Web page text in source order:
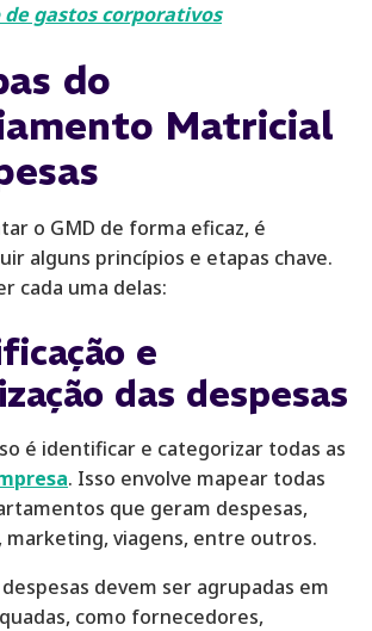
gastos corporativos
do
Matricial
o GMD de forma eficaz, é
alguns princípios e etapas chave.
cada uma delas:
e
das despesas
é identificar e categorizar todas as
. Isso envolve mapear todas
que geram despesas,
marketing, viagens, entre outros.
despesas devem ser agrupadas em
como fornecedores,